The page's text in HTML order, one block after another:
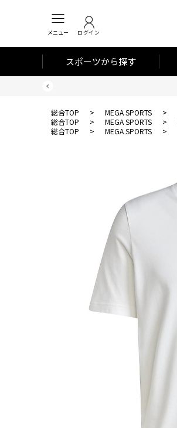
メニュー ログイン
スポーツから探す
総合TOP > MEGA SPORTS >
総合TOP
> MEGA SPORTS >
総合TOP
> MEGA SPORTS >